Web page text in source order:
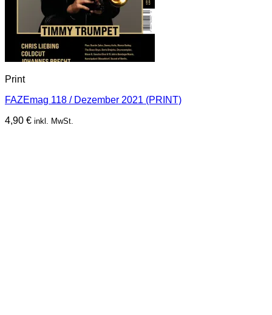
Print
FAZEmag 118 / Dezember 2021 (PRINT)
4,90 € inkl. MwSt.